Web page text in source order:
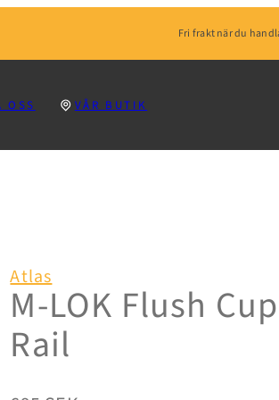
Fri frakt när du
OSS VÅR BUTIK
Atlas
M-LOK Flush Cup
Rail